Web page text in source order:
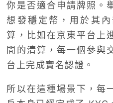
你是否適合申請牌照。
想發穩定幣，用於其
算，比如在京東平台上
間的清算，每一個參與
台上完成實名認證。
所以在這種場景下，每